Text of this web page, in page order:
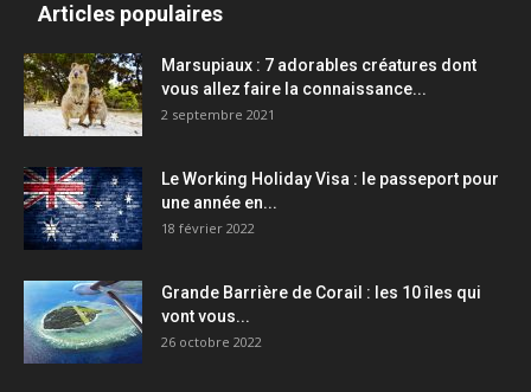
Articles populaires
Marsupiaux : 7 adorables créatures dont
vous allez faire la connaissance...
2 septembre 2021
Le Working Holiday Visa : le passeport pour
une année en...
18 février 2022
Grande Barrière de Corail : les 10 îles qui
vont vous...
26 octobre 2022